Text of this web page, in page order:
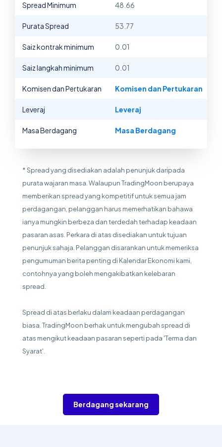
Spread Minimum 48.66
Purata Spread 53.77
Saiz kontrak minimum 0.01
Saiz langkah minimum 0.01
Komisen dan Pertukaran Komisen dan Pertukaran
Leveraj Leveraj
Masa Berdagang Masa Berdagang
* Spread yang disediakan adalah penunjuk daripada
purata wajaran masa. Walaupun TradingMoon berupaya
memberikan spread yang kompetitif untuk semua jam
perdagangan, pelanggan harus memerhatikan bahawa
ianya mungkin berbeza dan terdedah terhadap keadaan
pasaran asas. Perkara di atas disediakan untuk tujuan
penunjuk sahaja. Pelanggan disarankan untuk memeriksa
pengumuman berita penting di Kalendar Ekonomi kami,
contohnya yang boleh mengakibatkan kelebaran
spread.
Spread di atas berlaku dalam keadaan perdagangan
biasa. TradingMoon berhak untuk mengubah spread di
atas mengikut keadaan pasaran seperti pada 'Terma dan
Syarat'.
Berdagang sekarang